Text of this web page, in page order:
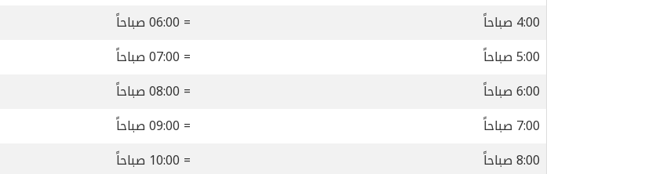
4:00 صباحاً
= 06:00 صباحاً
5:00 صباحاً
= 07:00 صباحاً
6:00 صباحاً
= 08:00 صباحاً
7:00 صباحاً
= 09:00 صباحاً
8:00 صباحاً
= 10:00 صباحاً